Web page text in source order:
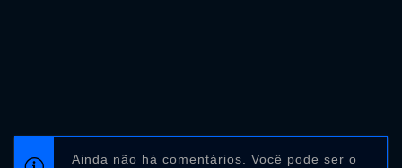
Ainda não há comentários. Você pode ser o